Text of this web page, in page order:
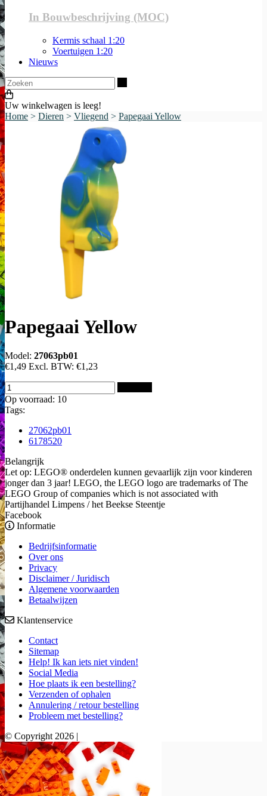
In Bouwbeschrijving (MOC)
Kermis schaal 1:20
Voertuigen 1:20
Nieuws
Uw winkelwagen is leeg!
Home > Dieren > Vliegend > Papegaai Yellow
Papegaai Yellow
Model: 27063pb01
€1,49 Excl. BTW: €1,23
Op voorraad: 10
Tags:
27062pb01
6178520
Belangrijk
Let op: LEGO® onderdelen kunnen gevaarlijk zijn voor kinderen
jonger dan 3 jaar! LEGO, the LEGO logo are trademarks of The
LEGO Group of companies which is not associated with
Partijhandel Limpens / het Beekse Steentje
Facebook
Informatie
Bedrijfsinformatie
Over ons
Privacy
Disclaimer / Juridisch
Algemene voorwaarden
Betaalwijzen
Klantenservice
Contact
Sitemap
Help! Ik kan iets niet vinden!
Social Media
Hoe plaats ik een bestelling?
Verzenden of ophalen
Annulering / retour bestelling
Probleem met bestelling?
© Copyright 2026 |